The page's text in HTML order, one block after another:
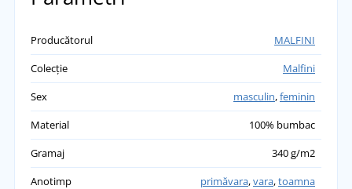
Producătorul
MALFINI
Colecție
Malfini
Sex
masculin,feminin
Material
100% bumbac
Gramaj
340 g/m2
Anotimp
primăvara,vara,toamna